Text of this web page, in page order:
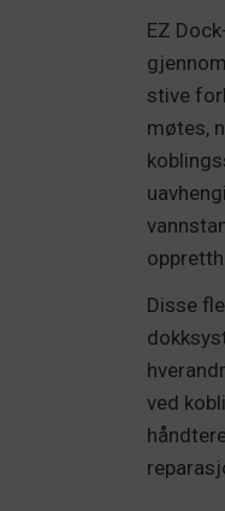
EZ
stive
møtes,
Disse
ved